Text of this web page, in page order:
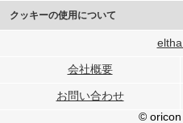
クッキーの使用について
このサイトでは Cookie を使用して、
行っています。
メディアや広告配信、データ解析の各
各パートナーは、この情報とユーザー
会社概要
お問い合わせ
© oricon